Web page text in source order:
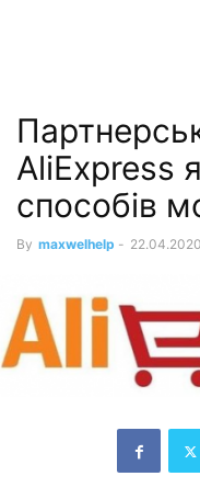
AliExpress
способів
By maxwelhelp - 22.04.2020